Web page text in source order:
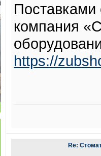
Поставками
компания
https://
Re: